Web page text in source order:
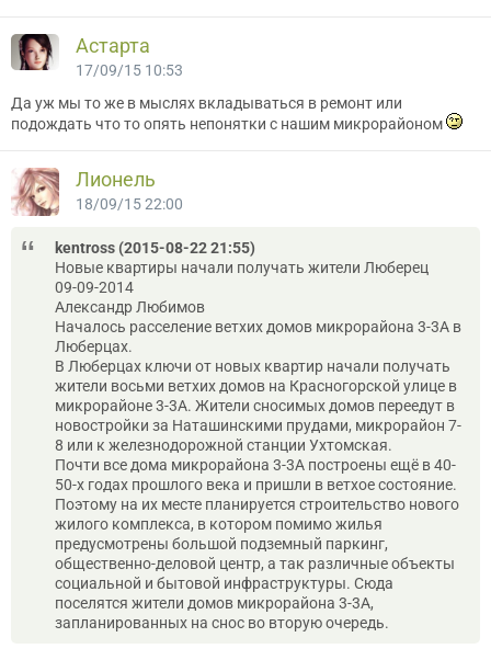
Астарта
17/09/15 10:53
Да уж мы то же в мыслях вкладываться в ремонт или
подождать что то опять непонятки с нашим микрорайоном
Лионель
18/09/15 22:00
kentross (2015-08-22 21:55)
Новые квартиры начали получать жители Люберец
09-09-2014
Александр Любимов
Началось расселение ветхих домов микрорайона 3-3А в
Люберцах.
В Люберцах ключи от новых квартир начали получать
жители восьми ветхих домов на Красногорской улице в
микрорайоне 3-3А. Жители сносимых домов переедут в
новостройки за Наташинскими прудами, микрорайон 7-
8 или к железнодорожной станции Ухтомская.
Почти все дома микрорайона 3-3А построены ещё в 40-
50-х годах прошлого века и пришли в ветхое состояние.
Поэтому на их месте планируется строительство нового
жилого комплекса, в котором помимо жилья
предусмотрены большой подземный паркинг,
общественно-деловой центр, а так различные объекты
социальной и бытовой инфраструктуры. Сюда
поселятся жители домов микрорайона 3-3А,
запланированных на снос во вторую очередь.